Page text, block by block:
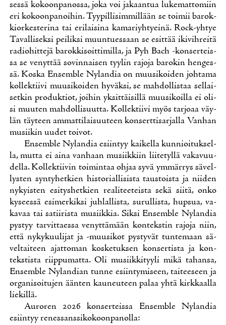
ses­sä ko­koon­pa­nos­sa, jo­ka voi ja­kaan­tua lu­ke­mat­to­miin
eri ko­koon­pa­noi­hin. Tyy­pil­li­sim­mil­lään se toi­mii ba­rok­
kior­kes­te­ri­na tai eri­lai­si­na ka­ma­riyh­ty­ei­nä. Rock-yh­tye
Ta­val­li­sek­si pei­lik­si muun­tues­saan se esit­tää iki­vih­rei­tä
ra­dio­hit­te­jä ba­rok­ki­soit­ti­mil­la, ja Pyh Bach -kon­ser­teis­
sa se ve­nyt­tää so­vin­nai­sen tyy­lin ra­jo­ja ba­ro­kin hen­ges­
sä. Kos­ka En­semble Ny­lan­dia on muusi­koi­den joh­ta­ma
kol­lek­tii­vi muusi­koi­den hy­väk­si, se mah­dol­lis­taa sel­lai­
set­kin pro­duk­tiot, joi­hin yk­sit­täi­sil­lä muusi­koil­la ei oli­
si muu­ten mah­dol­li­suut­ta. Kol­lek­tii­vi myös tar­jo­aa väy­
län täy­teen am­mat­ti­lai­suu­teen kon­sert­ti­sar­jal­la Van­han
musii­kin uu­det toi­vot.
En­semble Ny­lan­dia esiin­tyy kai­kel­la kun­nioi­tuk­sel­
la, mut­ta ei ai­na van­haan musiik­kiin lii­te­tyl­lä va­ka­vuu­
del­la. Kol­lek­tii­vin toi­min­taa oh­jaa sy­vä ym­mär­rys sä­vel­
lys­ten syn­ty­het­kien his­to­rial­li­sis­ta taus­tois­ta ja nii­den
ny­kyis­ten esi­tys­het­kien rea­li­tee­teis­ta se­kä sii­tä, on­ko
ky­sees­sä esi­mer­kik­si juh­lal­lis­ta, su­rul­lis­ta, hup­sua, va­
ka­vaa tai sa­tii­ris­ta musiik­kia. Sik­si En­semble Ny­lan­dia
pys­tyy tar­vit­taes­sa ve­nyt­tä­mään kon­teks­tin ra­jo­ja niin,
et­tä ny­ky­kuu­li­jat ja -muusi­kot pys­ty­vät tun­te­maan sä­
vel­tai­teen ajat­to­man kos­ke­tuk­sen kon­ser­tis­ta ja kon­
teks­tis­ta riip­pu­mat­ta. Oli musiik­ki­tyy­li mi­kä ta­han­sa,
En­semble Ny­lan­dian tun­ne esiin­ty­mi­seen, tai­tee­seen ja
or­ga­ni­soi­tu­jen ään­ten kau­neu­teen pa­laa yh­tä kirk­kaal­la
lie­kil­lä.
Au­ro­ren 2026 kon­ser­teis­sa En­semble Ny­lan­dia
esiin­tyy re­nes­sans­si­ko­koon­pa­nol­la: